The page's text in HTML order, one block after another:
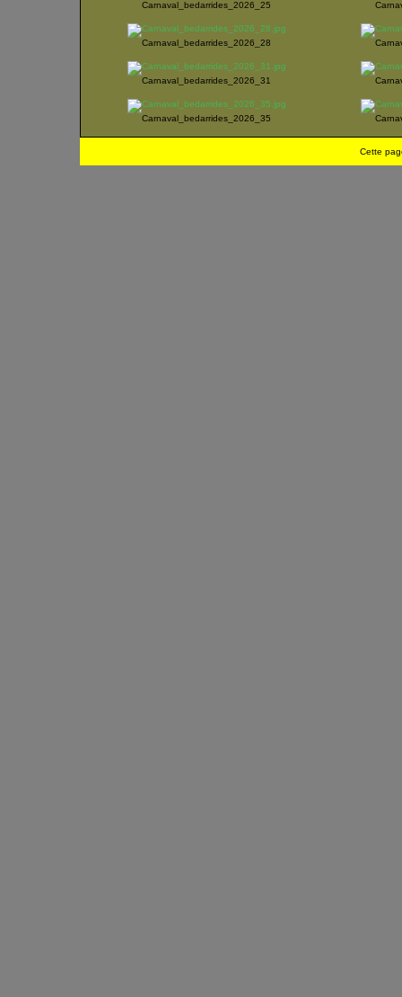
Carnaval_bedarrides_2026_25
Carnaval_bedarrides_2026_28
Carnaval_bedarrides_2026_31
Carnaval_bedarrides_2026_35
Cette